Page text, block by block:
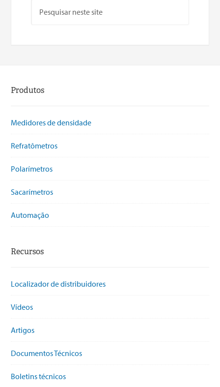
Produtos
Medidores de densidade
Refratômetros
Polarímetros
Sacarímetros
Automação
Recursos
Localizador de distribuidores
Vídeos
Artigos
Documentos Técnicos
Boletins técnicos